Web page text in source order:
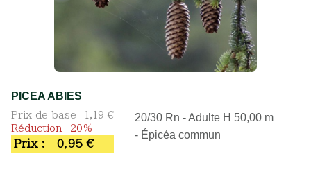
PICEA ABIES
Prix de base
1,19 €
Réduction -20%
Prix : 0,95 €
20/30 Rn - Adulte H 50,00 m
- Épicéa commun